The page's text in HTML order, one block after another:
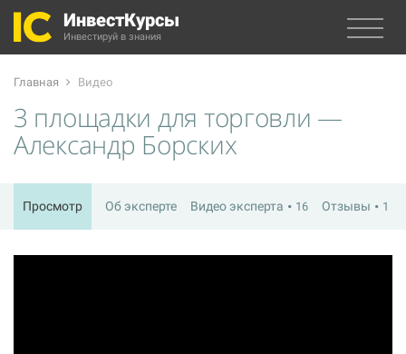
ИнвестКурсы
Инвестируй в знания
Главная Видео
3 площадки для торговли —
Александр Борских
Просмотр Об эксперте Видео эксперта 16 Отзывы 1